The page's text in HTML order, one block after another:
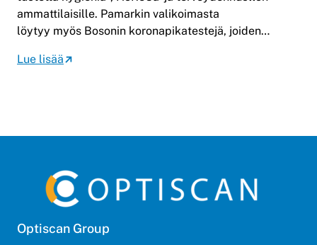
ammattilaisille. Pamarkin valikoimasta
löytyy myös Bosonin koronapikatestejä, joiden…
Lue lisää
Optiscan Group